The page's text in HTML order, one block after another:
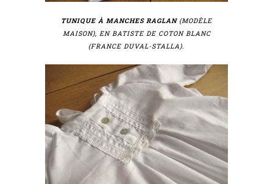
TUNIQUE À MANCHES RAGLAN (MODÈLE
MAISON), EN BATISTE DE COTON BLANC
(FRANCE DUVAL-STALLA).